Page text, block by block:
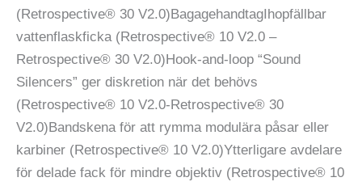
(Retrospective® 30 V2.0)BagagehandtagIhopfällbar
vattenflaskficka (Retrospective® 10 V2.0 –
Retrospective® 30 V2.0)Hook-and-loop “Sound
Silencers” ger diskretion när det behövs
(Retrospective® 10 V2.0-Retrospective® 30
V2.0)Bandskena för att rymma modulära påsar eller
karbiner (Retrospective® 10 V2.0)Ytterligare avdelare
för delade fack för mindre objektiv (Retrospective® 10